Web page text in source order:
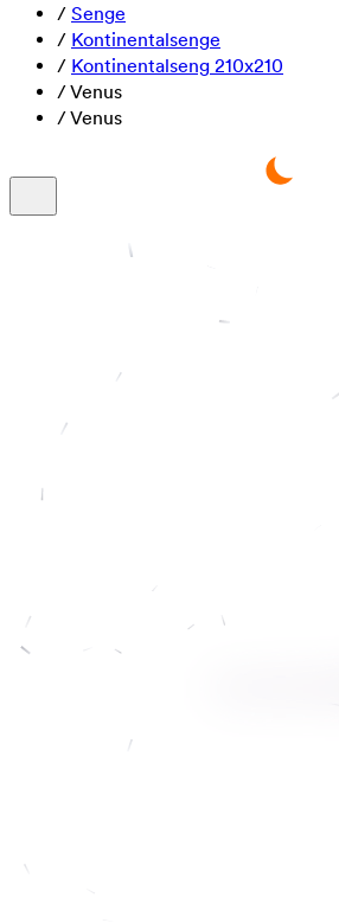
/ Senge
/ Kontinentalsenge
/ Kontinentalseng 210x210
/Venus
/Venus